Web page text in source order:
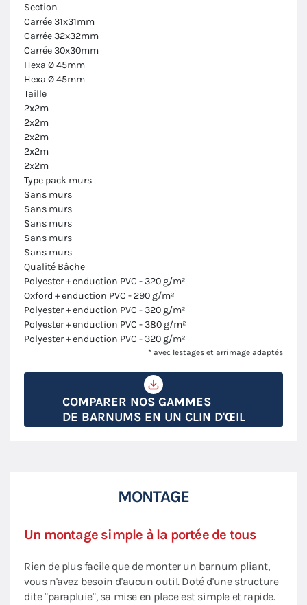
Section
Carrée 31x31mm
Carrée 32x32mm
Carrée 30x30mm
Hexa Ø 45mm
Hexa Ø 45mm
Taille
2x2m
2x2m
2x2m
2x2m
2x2m
Type pack murs
Sans murs
Sans murs
Sans murs
Sans murs
Sans murs
Qualité Bâche
Polyester + enduction PVC - 320 g/m²
Oxford + enduction PVC - 290 g/m²
Polyester + enduction PVC - 320 g/m²
Polyester + enduction PVC - 380 g/m²
Polyester + enduction PVC - 320 g/m²
* avec lestages et arrimage adaptés
COMPARER NOS GAMMES
DE BARNUMS EN UN CLIN D'ŒIL
MONTAGE
Un montage simple à la portée de tous
Rien de plus facile que de monter un barnum pliant,
vous n'avez besoin d'aucun outil. Doté d'une structure
dite "parapluie", sa mise en place est simple et rapide.